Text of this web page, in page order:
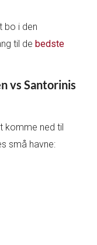
bo i den
til de bedste
vs Santorinis
komme ned til
små havne: